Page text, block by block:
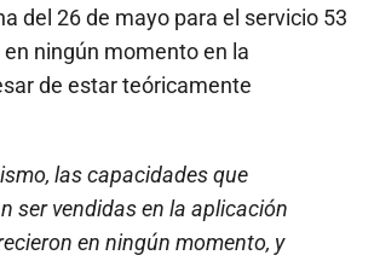
del 26 de mayo para el servicio 53
ningún momento en la
de estar teóricamente
las capacidades que
ser vendidas en la aplicación
en ningún momento, y